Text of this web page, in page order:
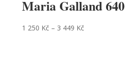
Maria Galland 640
1 250 Kč – 3 449 Kč